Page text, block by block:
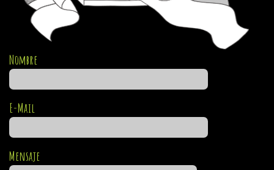
Nombre
E-Mail
Mensaje